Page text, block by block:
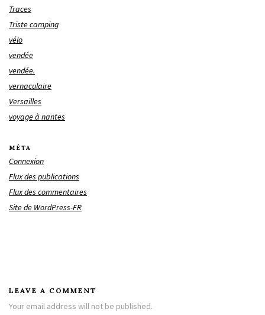
Traces
Triste camping
vélo
vendée
vendée.
vernaculaire
Versailles
voyage à nantes
MÉTA
Connexion
Flux des publications
Flux des commentaires
Site de WordPress-FR
LEAVE A COMMENT
Your email address will not be published.